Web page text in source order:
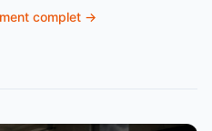
complet →